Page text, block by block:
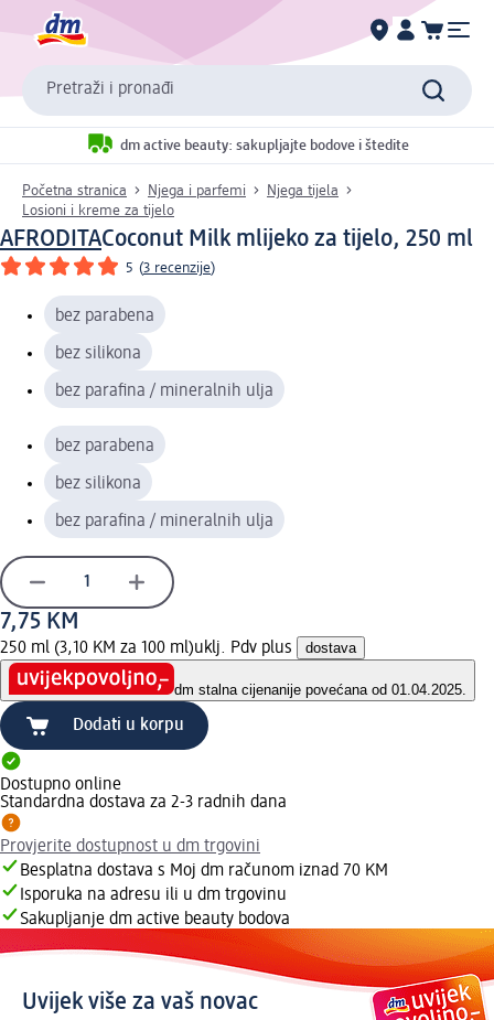
Pretraži i pronađi
dm active beauty: sakupljajte bodove i štedite
Početna stranica Njega i parfemi
Njega tijela
Losioni i kreme za tijelo
AFRODITACoconut Milk mlijeko za tijelo, 250 ml
5 (3 recenzije)
bez parabena
bez silikona
bez parafina / mineralnih ulja
bez parabena
bez silikona
bez parafina / mineralnih ulja
7,75 KM
250 ml (3,10 KM za 100 ml)uklj. Pdv plus dostava
dm stalna cijenanije povećana od 01.04.2025.
Dodati u korpu
Dostupno online
Standardna dostava za 2-3 radnih dana
Provjerite dostupnost u dm trgovini
Besplatna dostava s Moj dm računom iznad 70 KM
Isporuka na adresu ili u dm trgovinu
Sakupljanje dm active beauty bodova
Uvijek više za vaš novac